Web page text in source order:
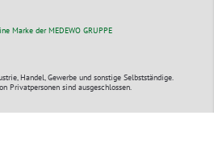
Marke der MEDEWO GRUPPE
Handel, Gewerbe und sonstige Selbstständige.
Privatpersonen sind ausgeschlossen.